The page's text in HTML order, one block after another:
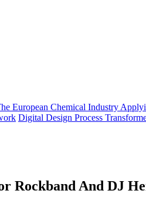
European Chemical Industry
Digital Design Process
Rockband And DJ